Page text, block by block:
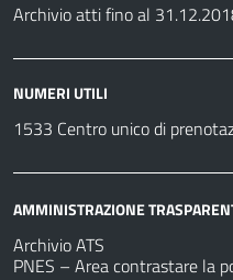
Archivio atti fino al
NUMERI UTILI
1533 Centro unico di
AMMINISTRAZIONE
Archivio ATS
PNES – Area contrastare la